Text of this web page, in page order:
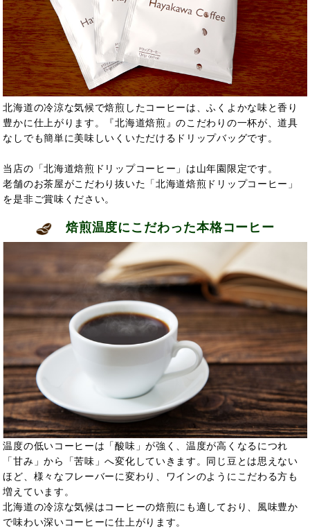
北海道の冷涼な気候で焙煎したコーヒーは、ふくよかな味と香り
豊かに仕上がります。『北海道焙煎』のこだわりの一杯が、道具
なしでも簡単に美味しいくいただけるドリップバッグです。
当店の「北海道焙煎ドリップコーヒー」は山年園限定です。
老舗のお茶屋がこだわり抜いた「北海道焙煎ドリップコーヒー」
を是非ご賞味ください。
焙煎温度にこだわった本格コーヒー
温度の低いコーヒーは「酸味」が強く、温度が高くなるにつれ
「甘み」から「苦味」へ変化していきます。同じ豆とは思えない
ほど、様々なフレーバーに変わり、ワインのようにこだわる方も
増えています。
北海道の冷涼な気候はコーヒーの焙煎にも適しており、風味豊か
で味わい深いコーヒーに仕上がります。